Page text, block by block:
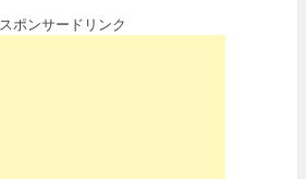
スポンサードリンク